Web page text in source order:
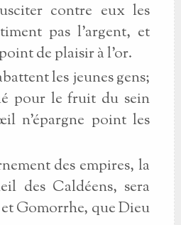
contre eux les
pas l'argent, et
de plaisir à l'or.
les jeunes gens;
pour le fruit du sein
n'épargne point les
des empires, la
des Caldéens, sera
Gomorrhe, que Dieu